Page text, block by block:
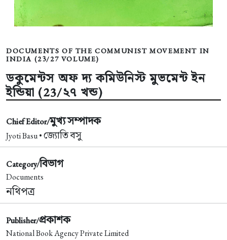
DOCUMENTS OF THE COMMUNIST MOVEMENT IN
INDIA (23/27 VOLUME)
ডকুমেন্টস অফ দ্য কমিউনিস্ট মুভমেন্ট ইন
ইন্ডিয়া (23/২৭ খন্ড)
Chief Editor/মুখ্য সম্পাদক
Jyoti Basu •জ্যোতি বসু
Category/বিভাগ
Documents
নথিপত্র
Publisher/প্রকাশক
National Book Agency Private Limited